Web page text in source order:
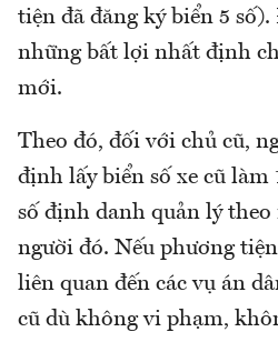
tiện đã đăng ký biển 5
những bất lợi nhất định
mới.
Theo đó, đối với chủ cũ,
định lấy biển số xe cũ làm
số định danh quản lý
người đó. Nếu phương
liên quan đến các vụ án
cũ dù không vi phạm,